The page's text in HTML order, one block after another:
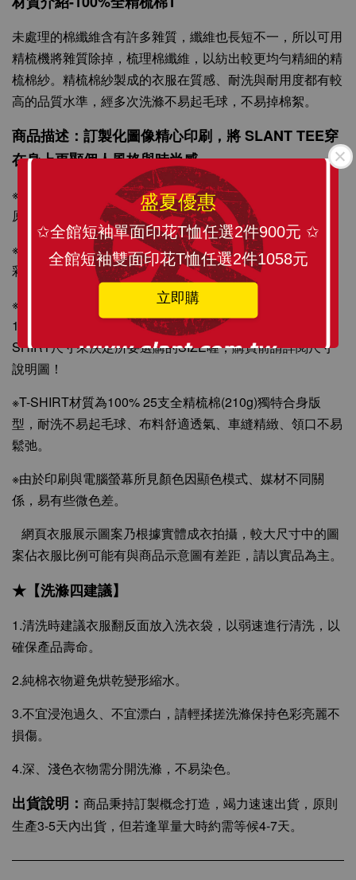
盛夏優惠
✩全館短袖單面印花T恤任選2件900元 ✩
全館短袖雙面印花T恤任選2件1058元
立即購
SLANT 素面中性 短袖T恤 百搭T恤 潮牌品質
100%精梳環紡棉 亞洲版型 經典合身12色可選
NT$ 199
NT$ 299
- +
未處理的棉纖維含有許多雜質，纖維也長短不一，所以可用
精梳機將雜質除掉，梳理棉纖維，以紡出較更均勻精細的精
梳棉紗。精梳棉紗製成的衣服在質感、耐洗與耐用度都有較
高的品質水準，經多次洗滌不易起毛球，不易掉棉絮。
商品描述：訂製化圖像精心印刷，將 SLANT TEE穿
在身上更顯個人風格與時尚感。
※T-SHIRT原料從織染剪裁、車縫整燙、印刷製程與包裝材
原料皆為MIT台灣製造，請安心選購！
※印刷採國際無毒認證環保紡織墨水，絕非熱昇華轉印，色
彩飽和度更佳。
※尺寸表與實際衣服上下誤差約2cm(縮率值為5-8%內)，
100%純棉T下皆會有正常的縮率，可量測平常所穿著T-
SHIRT尺寸來決定所要選購的SIZE喔，購買前請詳閱尺寸
說明圖！
※T-SHIRT材質為100% 25支全精梳棉(210g)獨特合身版
型，耐洗不易起毛球、布料舒適透氣、車縫精緻、領口不易
鬆弛。
※由於印刷與電腦螢幕所見顏色因顯色模式、媒材不同關
係，易有些微色差。
網頁衣服展示圖案乃根據實體成衣拍攝，較大尺寸中的圖
案佔衣服比例可能有與商品示意圖有差距，請以實品為主。
★【洗滌四建議】
1.清洗時建議衣服翻反面放入洗衣袋，以弱速進行清洗，以
確保產品壽命。
2.純棉衣物避免烘乾變形縮水。
3.不宜浸泡過久、不宜漂白，請輕揉搓洗滌保持色彩亮麗不
損傷。
4.深、淺色衣物需分開洗滌，不易染色。
出貨說明： 商品秉持訂製概念打造，竭力速速出貨，原則
生產3-5天內出貨，但若逢單量大時約需等候4-7天。